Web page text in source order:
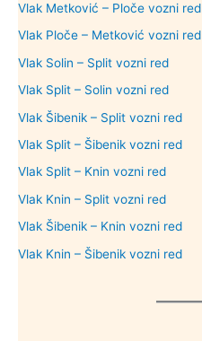
Vlak Metković – Ploče vozni red
Vlak Ploče – Metković vozni red
Vlak Solin – Split vozni red
Vlak Split – Solin vozni red
Vlak Šibenik – Split vozni red
Vlak Split – Šibenik vozni red
Vlak Split – Knin vozni red
Vlak Knin – Split vozni red
Vlak Šibenik – Knin vozni red
Vlak Knin – Šibenik vozni red